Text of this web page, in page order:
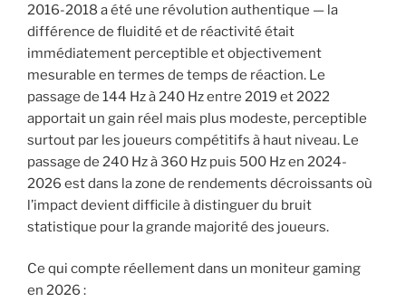
2016-2018 a été une révolution authentique — la
différence de fluidité et de réactivité était
immédiatement perceptible et objectivement
mesurable en termes de temps de réaction. Le
passage de 144 Hz à 240 Hz entre 2019 et 2022
apportait un gain réel mais plus modeste, perceptible
surtout par les joueurs compétitifs à haut niveau. Le
passage de 240 Hz à 360 Hz puis 500 Hz en 2024-
2026 est dans la zone de rendements décroissants où
l’impact devient difficile à distinguer du bruit
statistique pour la grande majorité des joueurs.
Ce qui compte réellement dans un moniteur gaming
en 2026 :